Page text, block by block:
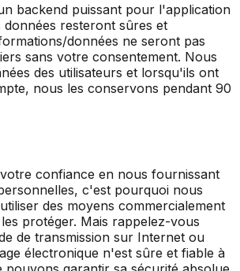
backend puissant pour l'application
données resteront sûres et
données ne seront pas
sans votre consentement. Nous
des utilisateurs et lorsqu'ils ont
nous les conservons pendant 90
confiance en nous fournissant
c'est pourquoi nous
des moyens commercialement
protéger. Mais rappelez-vous
de transmission sur Internet ou
électronique n'est sûre et fiable à